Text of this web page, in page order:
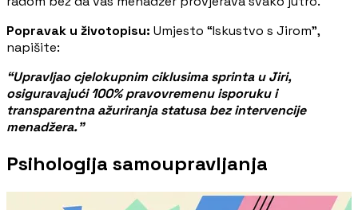
Popravak u životopisu: Umjesto “Iskustvo s Jirom”,
napišite:
“Upravljao cjelokupnim ciklusima sprinta u Jiri,
osiguravajući 100% pravovremenu isporuku i
transparentna ažuriranja statusa bez intervencije
menadžera.”
Psihologija samoupravljanja